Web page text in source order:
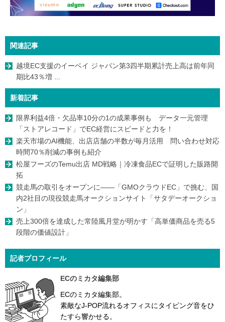
関連記事
越境EC支援のイーベイ ジャパン第3四半期累計売上高は前年同
期比43％増 ...
新着記事
限界利益4倍・欠品率10分の1の成果事例も データ一元管理
「ストアレコード」でEC経営にスピードと力を！
楽天市場のAI機能、出店店舗の半数が毎月活用 問い合わせ対応
時間70％削減の事例も紹介
松屋フーズのTemu出店 MD戦略｜冷凍食品ECで証明した販路開
拓
競走馬の取引をオープンに――「GMOクラウドEC」で挑む、国
内2社目の現役競走馬オークションサイト「サタデーオークショ
ン」
売上300倍を達成した常陸風月堂が明かす「高単価商品を売る5
段階の価値設計」
記者プロフィール
ECのミカタ編集部
ECのミカタ編集部。
素敵なJ-POP流れるオフィスにタイピング音をひ
たすら響かせる。